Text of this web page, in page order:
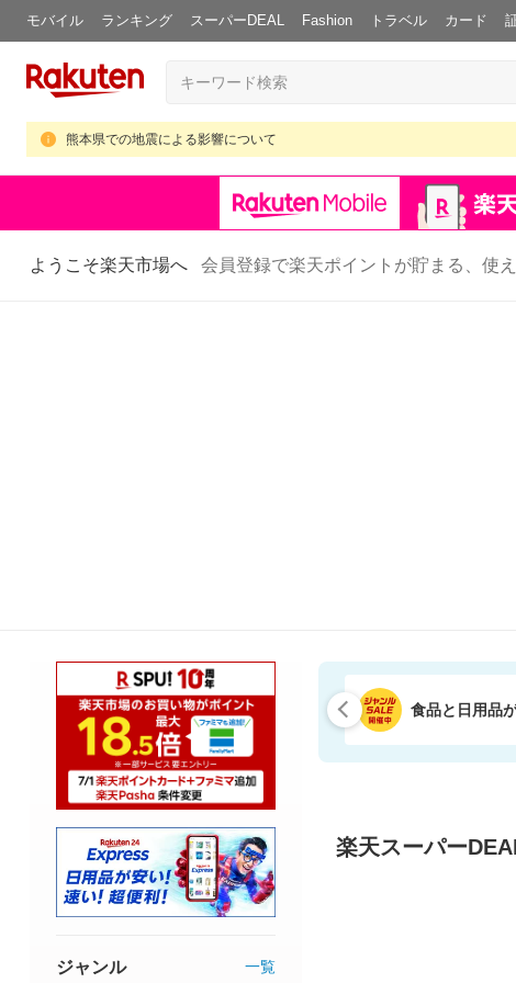
モバイル ランキング スーパーDEAL Fashion トラベル カード
熊本県での地震による影響について
ようこそ楽天市場へ 会員登録で楽天ポイントが貯まる、使え
食品と日用品
楽天スーパー
ジャンル 一覧